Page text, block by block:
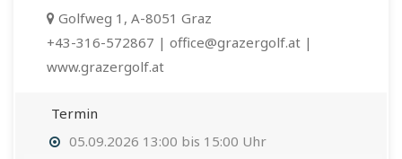
Golfweg 1, A-8051 Graz
+43-316-572867 | office@grazergolf.at |
www.grazergolf.at
Termin
05.09.2026 13:00 bis 15:00 Uhr